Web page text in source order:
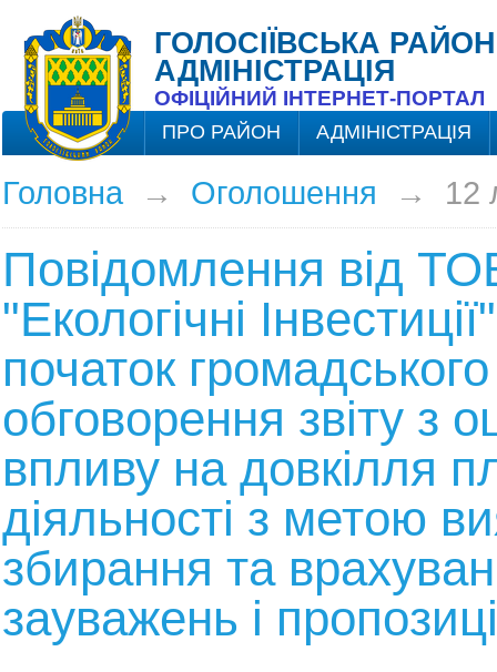
ГОЛОСІЇВСЬКА
АДМІНІСТРАЦІЯ
ОФІЦІЙНИЙ ІНТЕРНЕТ-ПОРТАЛ
ПРО РАЙОН АДМІНІСТРАЦІЯ
Головна→ Оголошення → 12
Повідомлення від
"Екологічні
початок громадського
обговорення звіту з
впливу на довкілля
діяльності з метою
збирання та
зауважень і